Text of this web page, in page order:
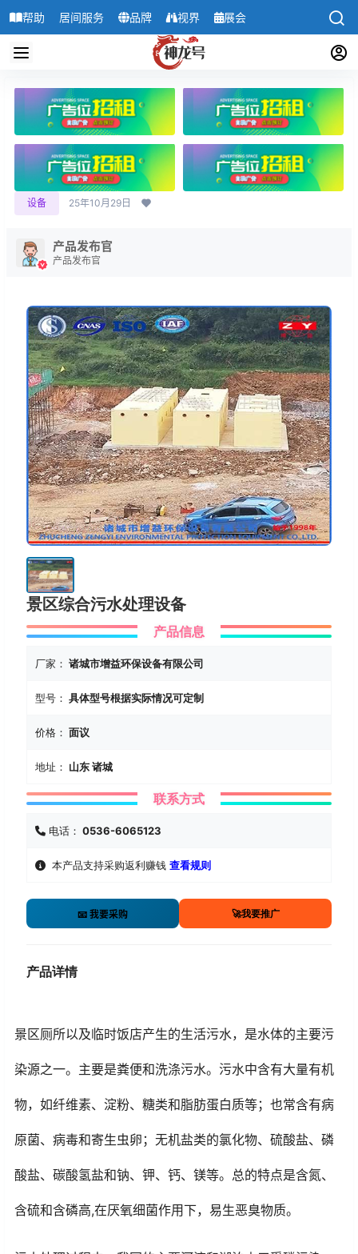
帮助 居间服务 品牌 视界 展会
设备 25年10月29日
产品发布官
产品发布官
景区综合污水处理设备
产品信息
厂家： 诸城市增益环保设备有限公司
型号： 具体型号根据实际情况可定制
价格： 面议
地址： 山东 诸城
联系方式
电话： 0536-6065123
本产品支持采购返利赚钱 查看规则
📧 我要采购 🚀我要推广
产品详情
景区厕所以及临时饭店产生的生活污水，是水体的主要污
染源之一。主要是粪便和洗涤污水。污水中含有大量有机
物，如纤维素、淀粉、糖类和脂肪蛋白质等；也常含有病
原菌、病毒和寄生虫卵；无机盐类的氯化物、硫酸盐、磷
酸盐、碳酸氢盐和钠、钾、钙、镁等。总的特点是含氮、
含硫和含磷高,在厌氧细菌作用下，易生恶臭物质。